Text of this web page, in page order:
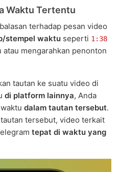
Waktu Tertentu
terhadap pesan video
stempel waktu seperti 1:38
mengarahkan penonton
tautan ke suatu video di
di platform lainnya, Anda
dalam tautan tersebut.
tersebut, video terkait
tepat di waktu yang